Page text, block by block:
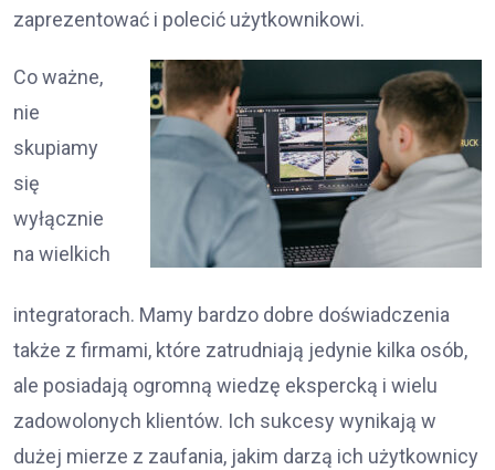
zaprezentować i polecić użytkownikowi.
Co ważne,
nie
skupiamy
się
wyłącznie
na wielkich
integratorach. Mamy bardzo dobre doświadczenia
także z firmami, które zatrudniają jedynie kilka osób,
ale posiadają ogromną wiedzę ekspercką i wielu
zadowolonych klientów. Ich sukcesy wynikają w
dużej mierze z zaufania, jakim darzą ich użytkownicy